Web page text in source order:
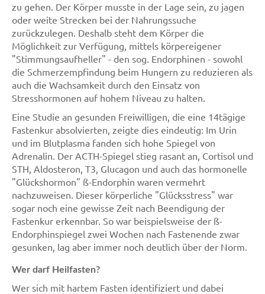
zu gehen. Der Körper musste in der Lage sein, zu jagen
oder weite Strecken bei der Nahrungssuche
zurückzulegen. Deshalb steht dem Körper die
Möglichkeit zur Verfügung, mittels körpereigener
"Stimmungsaufheller" - den sog. Endorphinen - sowohl
die Schmerzempfindung beim Hungern zu reduzieren als
auch die Wachsamkeit durch den Einsatz von
Stresshormonen auf hohem Niveau zu halten.
Eine Studie an gesunden Freiwilligen, die eine 14tägige
Fastenkur absolvierten, zeigte dies eindeutig: Im Urin
und im Blutplasma fanden sich hohe Spiegel von
Adrenalin. Der ACTH-Spiegel stieg rasant an, Cortisol und
STH, Aldosteron, T3, Glucagon und auch das hormonelle
"Glückshormon" ß-Endorphin waren vermehrt
nachzuweisen. Dieser körperliche "Glücksstress" war
sogar noch eine gewisse Zeit nach Beendigung der
Fastenkur erkennbar. So war beispielsweise der ß-
Endorphinspiegel zwei Wochen nach Fastenende zwar
gesunken, lag aber immer noch deutlich über der Norm.
Wer darf Heilfasten?
Wer sich mit hartem Fasten identifiziert und dabei